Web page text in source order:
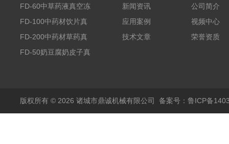
FD-60中草药液真空冻
干机
FD-100中药材饮片真
空冻干机
FD-200中药材草药真
空冻干机
FD-50奶豆腐奶皮子真
新闻资讯
应用案例
技术文章
公司简介
视频中心
荣誉资质
版权所有 © 2026 诸城市鼎诚机械有限公司 备案号：鲁ICP备